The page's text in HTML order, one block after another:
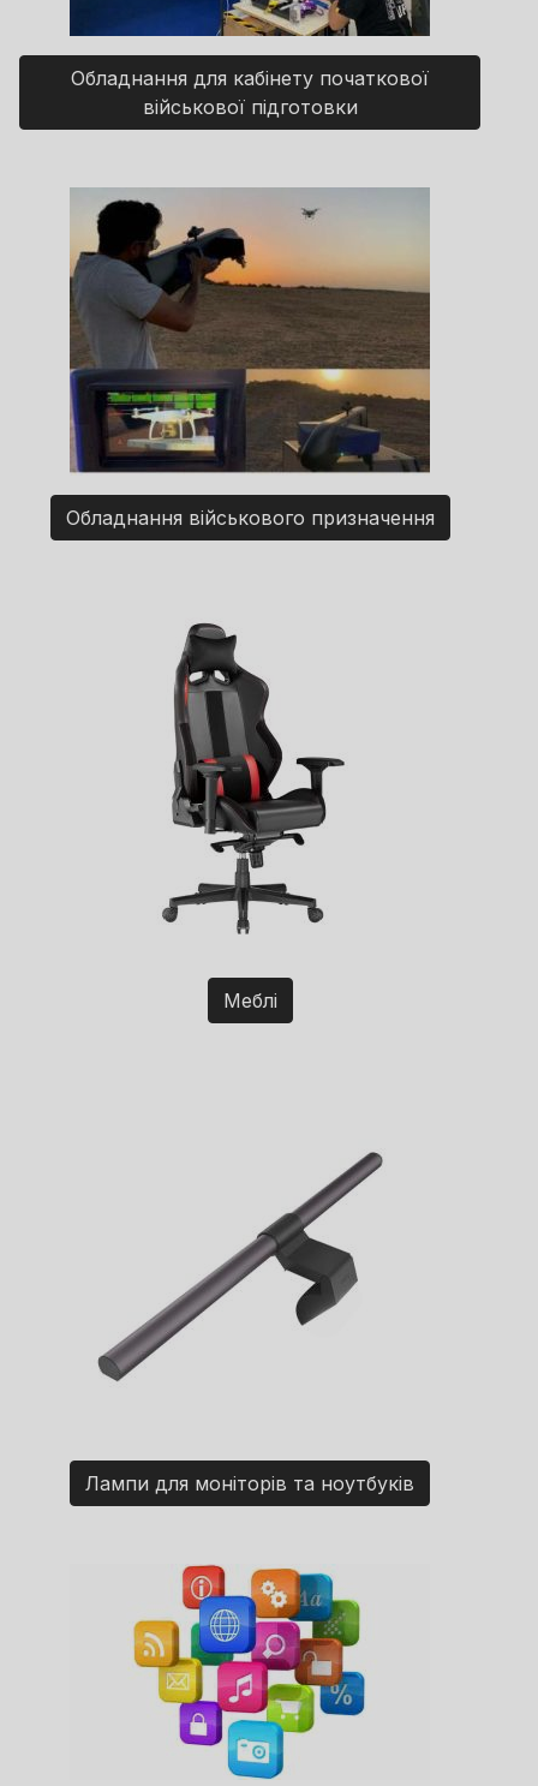
Обладнання для кабінету початкової
військової підготовки
Обладнання військового призначення
Меблі
Лампи для моніторів та ноутбуків